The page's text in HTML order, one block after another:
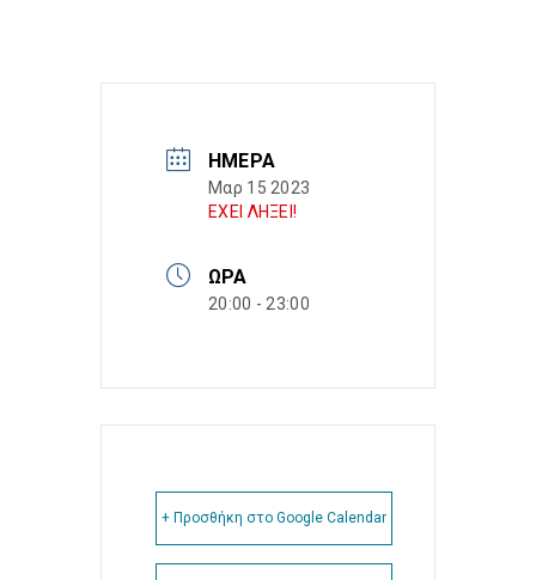
ΗΜΈΡΑ
Μαρ 15 2023
ΕΧΕΙ ΛΗΞΕΙ!
ΏΡΑ
20:00 - 23:00
+ Προσθήκη στο Google Calendar